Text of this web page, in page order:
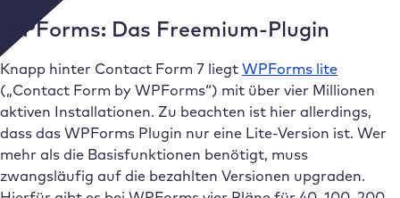
WPForms: Das Freemium-Plugin
Knapp hinter Contact Form 7 liegt WPForms lite
(„Contact Form by WPForms“) mit über vier Millionen
aktiven Installationen. Zu beachten ist hier allerdings,
dass das WPForms Plugin nur eine Lite-Version ist. Wer
mehr als die Basisfunktionen benötigt, muss
zwangsläufig auf die bezahlten Versionen upgraden.